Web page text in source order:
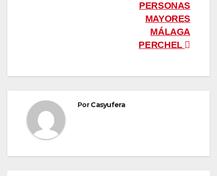
PERSONAS
MAYORES
MÁLAGA
PERCHEL
PorCasyufera